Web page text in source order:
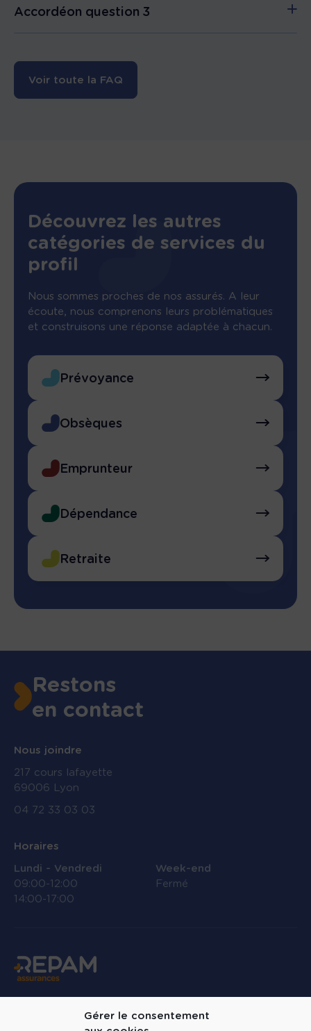
Gérer le consentement
Accordéon question 3
Voir toute la FAQ
Découvrez les autres
catégories de services du
profil
Nous sommes proches de nos assurés. A leur
écoute, nous comprenons leurs problématiques
et construisons une réponse adaptée à chacun.
Prévoyance
Obsèques
Emprunteur
Dépendance
Retraite
Restons
en contact
Nous joindre
217 cours lafayette
69006 Lyon
04 72 33 03 03
Horaires
Lundi - Vendredi
09:00-12:00
14:00-17:00
Week-end
Fermé